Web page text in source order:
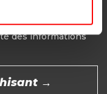
des informations
→